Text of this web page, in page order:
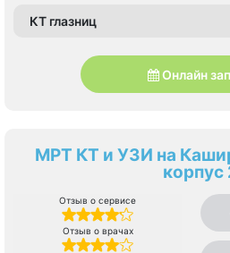
КТ глазниц
Онлайн
МРТ КТ и УЗИ на
корпус
Отзыв о сервисе
Отзыв о врачах